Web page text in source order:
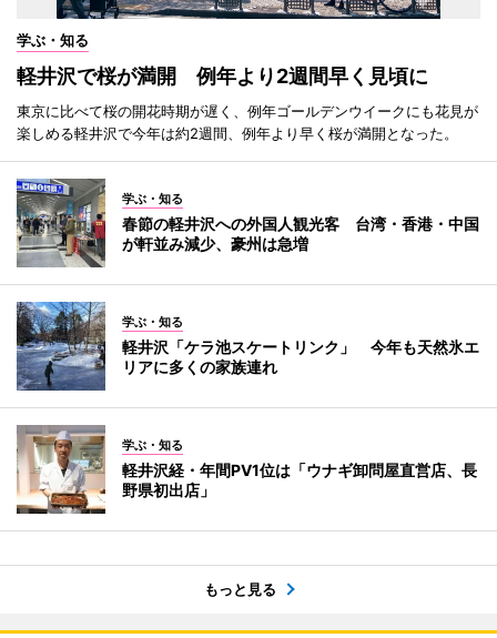
学ぶ・知る
軽井沢で桜が満開 例年より2週間早く見頃に
東京に比べて桜の開花時期が遅く、例年ゴールデンウイークにも花見が
楽しめる軽井沢で今年は約2週間、例年より早く桜が満開となった。
学ぶ・知る
春節の軽井沢への外国人観光客 台湾・香港・中国
が軒並み減少、豪州は急増
学ぶ・知る
軽井沢「ケラ池スケートリンク」 今年も天然氷エ
リアに多くの家族連れ
学ぶ・知る
軽井沢経・年間PV1位は「ウナギ卸問屋直営店、長
野県初出店」
もっと見る